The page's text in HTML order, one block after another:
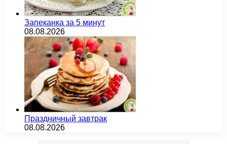
Запеканка за 5 минут
08.08.2026
Праздничный завтрак
08.08.2026